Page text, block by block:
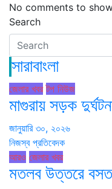
No comments to
Search
সারাবাংলা
জেলার খবর টপ নিউজ
মাগুরায় সড়ক
জানুয়ারি ৩০, ২০২৬
নিজস্ব প্রতিবেদক
আরও জেলার খবর
মতলব উত্তরে